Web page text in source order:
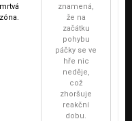
mrtvá
zóna.
znamená,
že na
začátku
pohybu
páčky se ve
hře nic
neděje,
což
zhoršuje
reakční
dobu.